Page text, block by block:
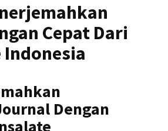
Cepat Dari
Indonesia
Dengan